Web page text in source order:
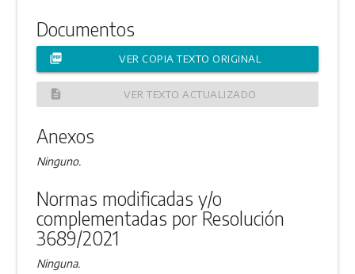
Documentos
picture_as_pdf VER COPIA TEXTO ORIGINAL
description VER TEXTO ACTUALIZADO
Anexos
Ninguno.
Normas modificadas y/o
complementadas por Resolución
3689/2021
Ninguna.